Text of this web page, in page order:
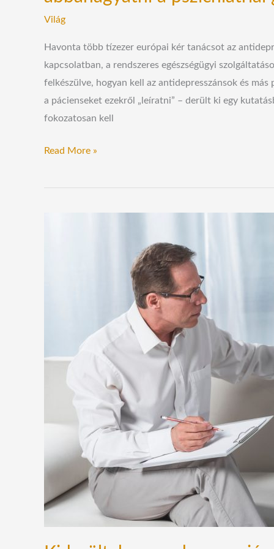
Világ
Havonta több tízezer európai kér tanácsot az
kapcsolatban, a rendszeres egészségügyi
felkészülve, hogyan kell az antidepresszánsok és
a pácienseket ezekről „leíratni” – derült ki egy
fokozatosan kell
Read More »